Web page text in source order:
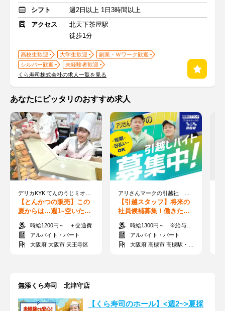
シフト
週2日以上 1日3時間以上
アクセス
北天下茶屋駅
徒歩1分
高校生歓迎 大学生歓迎
副業・Ｗワーク歓迎
シルバー歓迎
未経験者歓迎
くら寿司株式会社の求人一覧を見る
あなたにピッタリのおすすめ求人
【とんかつの販売】この
夏からは…週1~空いた日
で♪覚えること少なめで未
経験歓迎◎
時給1200円～ ＋交通費
アルバイト・パート
大阪府 大阪市 天王寺区
【引越スタッフ】将来の
社員候補募集！働きたい
エリアも希望を叶えます
◎
時給1300円～ ※給与は支店による
アルバイト・パート
大阪府 高槻市 高槻駅・高槻市駅周辺
無添くら寿司 北津守店
【くら寿司のホール】<週2~>夏採